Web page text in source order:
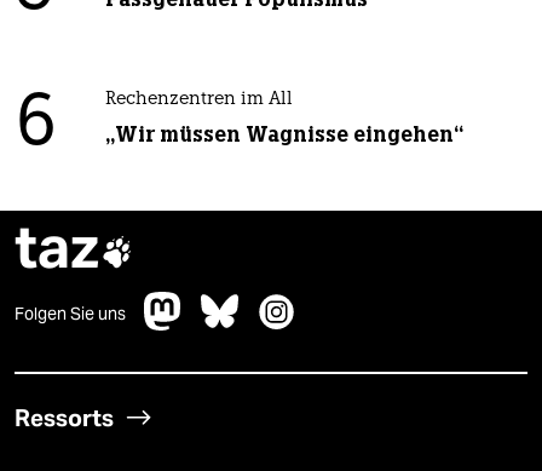
6 Rechenzentren im All
„Wir müssen Wagnisse eingehen“
taz
Folgen Sie uns
Ressorts